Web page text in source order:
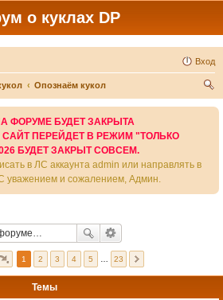
о куклах DP
Вход
Опознаём кукол
ФОРУМЕ БУДЕТ ЗАКРЫТА
ПЕРЕЙДЕТ В РЕЖИМ "ТОЛЬКО
БУДЕТ ЗАКРЫТ СОВСЕМ.
в ЛС аккаунта admin или направлять в
уважением и сожалением, Админ.
1 2 3 4 5 23
Темы